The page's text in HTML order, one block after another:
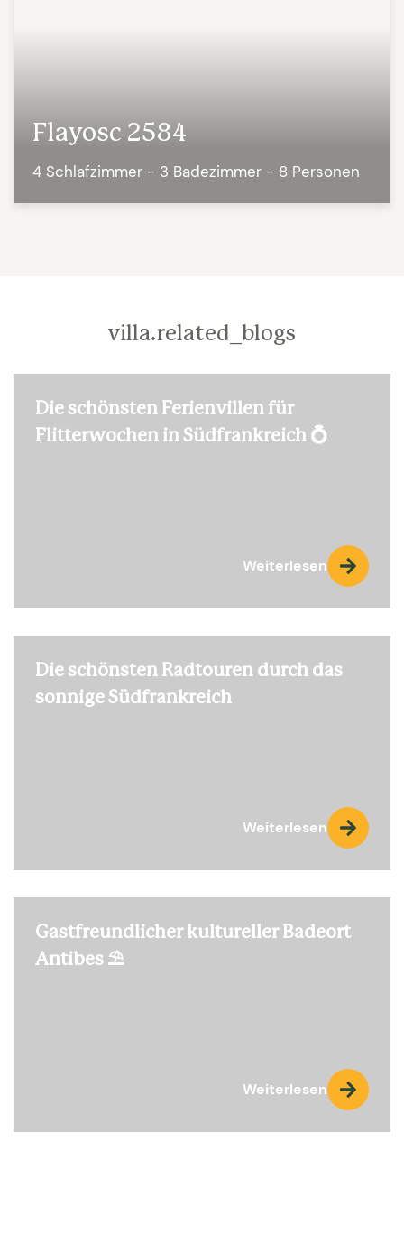
Flayosc 2584
4 Schlafzimmer - 3 Badezimmer - 8 Personen
villa.related_blogs
Die schönsten Ferienvillen für
Flitterwochen in Südfrankreich 💍
Weiterlesen
Die schönsten Radtouren durch das
sonnige Südfrankreich
Weiterlesen
Gastfreundlicher kultureller Badeort
Antibes ⛱️
Weiterlesen